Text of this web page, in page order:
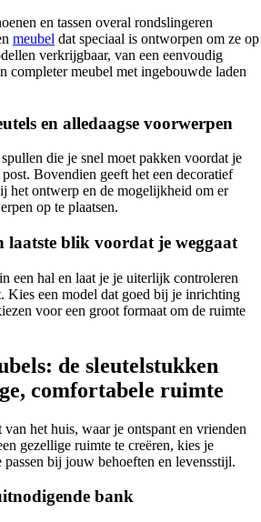
en tassen overal rondslingeren
meubel dat speciaal is ontworpen om ze op
verkrijgbaar, van een eenvoudig
completer meubel met ingebouwde laden
en alledaagse voorwerpen
die je snel moet pakken voordat je
Bovendien geeft het een decoratief
het ontwerp en de mogelijkheid om er
op te plaatsen.
laatste blik voordat je weggaat
een hal en laat je je uiterlijk controleren
Kies een model dat goed bij je inrichting
voor een groot formaat om de ruimte
de sleutelstukken
comfortabele ruimte
het huis, waar je ontspant en vrienden
gezellige ruimte te creëren, kies je
passen bij jouw behoeften en levensstijl.
bank